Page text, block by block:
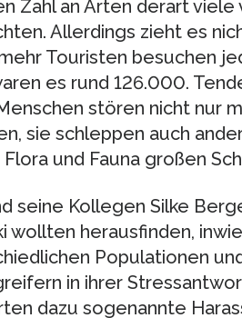
Zahl an Arten derart
Allerdings zieht es
Touristen besuchen
es rund 126.000.
stören nicht nur
sie schleppen auch
und Fauna großen
seine Kollegen Silke
wollten herausfinden,
Populationen
in ihrer
dazu sogenannte